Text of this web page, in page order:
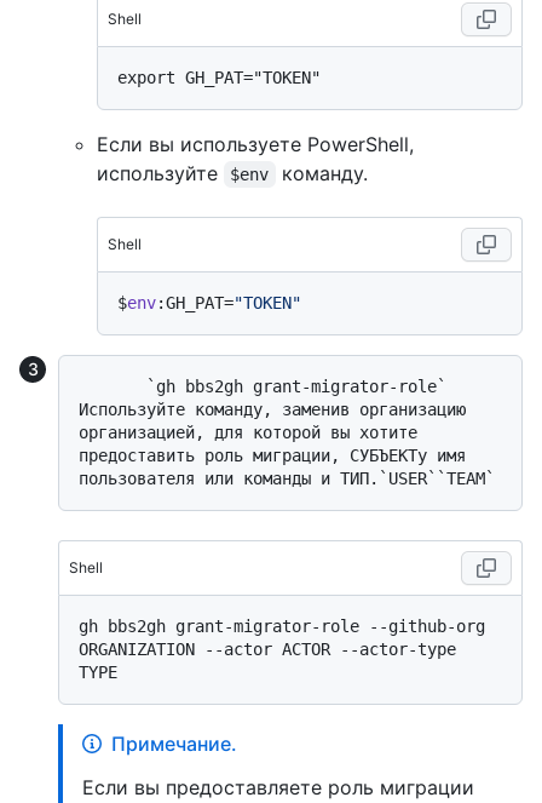
Shell
Если вы используете PowerShell,
используйте
$env команду.
Shell
$env:GH_PAT="TOKEN"
Используйте команду, заменив организацию
организацией, для которой вы хотите
предоставить роль миграции, СУБЪЕКТу имя
Shell
gh bbs2gh grant-migrator-role --github-org
ORGANIZATION --actor ACTOR --actor-type
Примечание.
Если вы предоставляете роль миграции